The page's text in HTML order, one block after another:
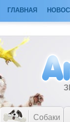
ГЛАВНАЯ
Собаки